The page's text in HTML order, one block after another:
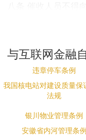
人负债、逾期、违
九条 从业机构应当
用其他渠道或方式
也不得以催收名义
《互联网金融逾期
十条 现场催收人员
良俗，不得穿着误
应全程录音或录像
与互联网金融
违章停车条例
我国核电站对建设质量保
法规
银川物业管理条例
安徽省内河管理条例